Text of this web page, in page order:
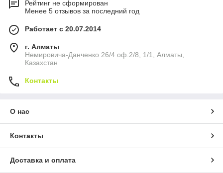
Рейтинг не сформирован
Менее 5 отзывов за последний год
Работает с 20.07.2014
г. Алматы
Немировича-Данченко 26/4 оф.2/8, 1/1, Алматы,
Казахстан
Контакты
О нас
Контакты
Доставка и оплата